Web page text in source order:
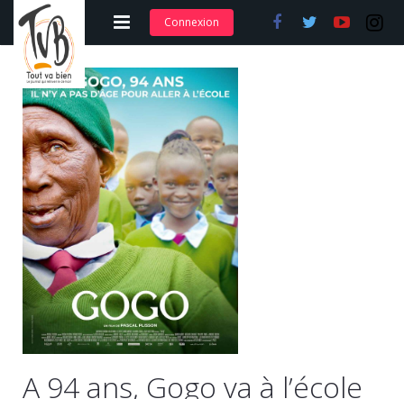
Adhérer et s’abonner
Nos articles
Nos actions
Nos formations
Contact
Connexion
A 94 ans, Gogo va à l’école